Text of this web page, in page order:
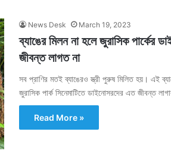
News Desk March 19, 2023
ব্যাঙের মিলন না হলে জুরাসিক পার্কের
জীবন্ত লাগত না
সব প্রাণির মতই ব্যাঙেরও স্ত্রী পুরুষ মিলিত হয়। এই
জুরাসিক পার্ক সিনেমাটিতে ডাইনোসরদের এত জীবন্ত
Read More »